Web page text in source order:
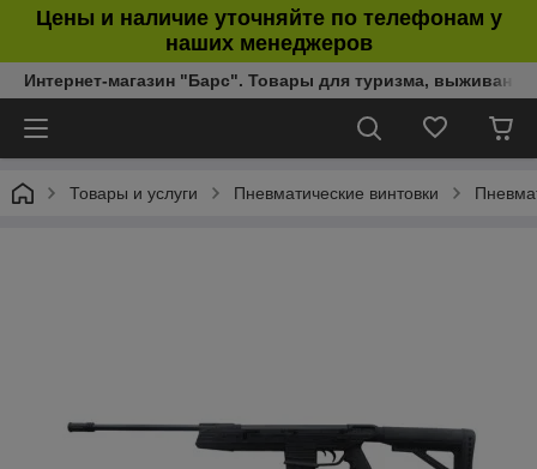
Цены и наличие уточняйте по телефонам у
наших менеджеров
Интернет-магазин "Барс". Товары для туризма,
Товары и услуги Пневматические винтовки